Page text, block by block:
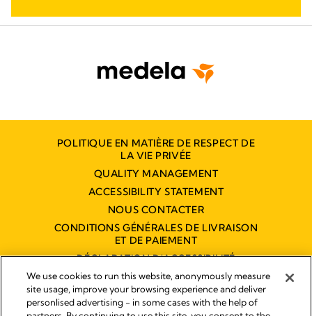
POLITIQUE EN MATIÈRE DE RESPECT DE
LA VIE PRIVÉE
QUALITY MANAGEMENT
ACCESSIBILITY STATEMENT
NOUS CONTACTER
CONDITIONS GÉNÉRALES DE LIVRAISON
ET DE PAIEMENT
DÉCLARATION D'ACCESSIBILITÉ
NUMÉRIQUE
We use cookies to run this website, anonymously measure
site usage, improve your browsing experience and deliver
personlised advertising - in some cases with the help of